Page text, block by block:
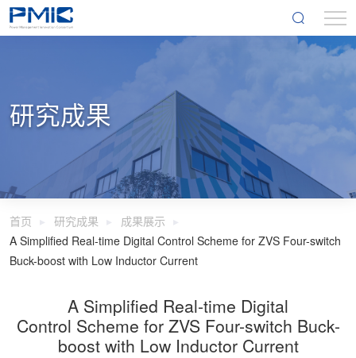
研究成果
首页 研究成果
成果展示
A Simplified Real-time Digital Control Scheme for ZVS Four-switch
Buck-boost with Low Inductor Current
A Simplified Real-time Digital
Control Scheme for ZVS Four-switch Buck-
boost with Low Inductor Current